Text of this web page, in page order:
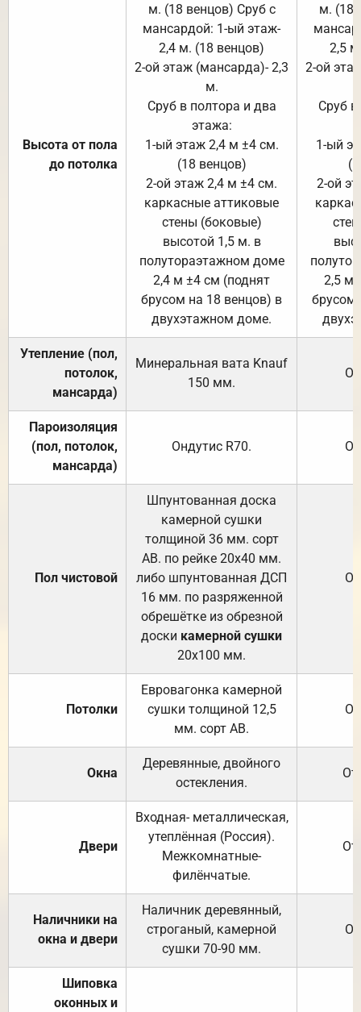
Высота от пола
до потолка
м. (18 венцов) Сруб с
мансардой: 1-ый этаж-
2,4 м. (18 венцов)
2-ой этаж (мансарда)- 2,3
м.
Сруб в полтора и два
этажа:
1-ый этаж 2,4 м ±4 см.
(18 венцов)
2-ой этаж 2,4 м ±4 см.
каркасные аттиковые
стены (боковые)
высотой 1,5 м. в
полутораэтажном доме
2,4 м ±4 см (поднят
брусом на 18 венцов) в
двухэтажном доме.
м. (18
2,5
2-ой
Сруб
1-ый
2-ой
2,5 м
брусом
Утепление (пол,
потолок,
мансарда)
Минеральная вата Knauf
150 мм.
Пароизоляция
(пол, потолок,
мансарда)
Ондутис R70.
Пол чистовой
Шпунтованная доска
камерной сушки
толщиной 36 мм. сорт
АВ. по рейке 20х40 мм.
либо шпунтованная ДСП
16 мм. по разряженной
обрешётке из обрезной
доски камерной сушки
20х100 мм.
Потолки
Евровагонка камерной
сушки толщиной 12,5
мм. сорт АВ.
Окна
Деревянные, двойного
остекления.
Двери
Входная- металлическая,
утеплённая (Россия).
Межкомнатные-
филёнчатые.
Наличники на
окна и двери
Наличник деревянный,
строганый, камерной
сушки 70-90 мм.
Шиповка
оконных и